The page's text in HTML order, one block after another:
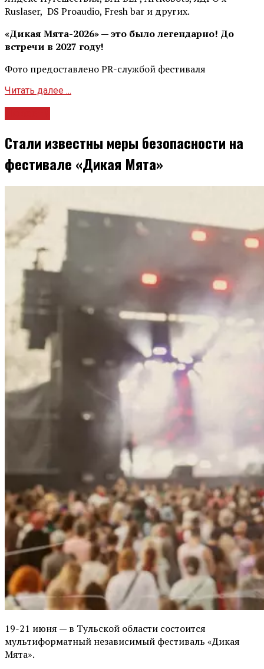
Ruslaser, DS Proaudio, Fresh bar и других.
«Дикая Мята-2026» — это было легендарно! До
встречи в 2027 году!
Фото предоставлено PR-службой фестиваля
Читать далее ...
Стали известны меры безопасности на
фестивале «Дикая Мята»
19-21 июня — в Тульской области состоится
мультиформатный независимый фестиваль «Дикая
Мята».